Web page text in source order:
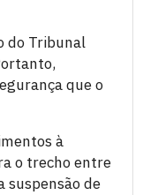
do Tribunal
que o
à
o trecho entre
suspensão de